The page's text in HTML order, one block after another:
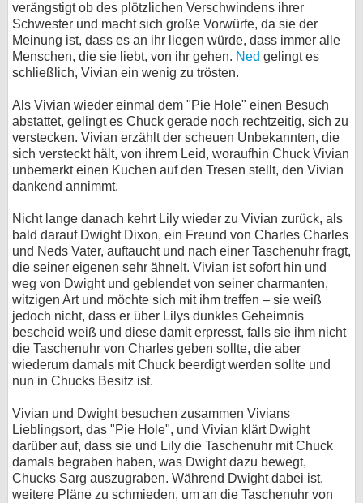
verängstigt ob des plötzlichen Verschwindens ihrer
Schwester und macht sich große Vorwürfe, da sie der
Meinung ist, dass es an ihr liegen würde, dass immer alle
Menschen, die sie liebt, von ihr gehen. Ned gelingt es
schließlich, Vivian ein wenig zu trösten.
Als Vivian wieder einmal dem "Pie Hole" einen Besuch
abstattet, gelingt es Chuck gerade noch rechtzeitig, sich zu
verstecken. Vivian erzählt der scheuen Unbekannten, die
sich versteckt hält, von ihrem Leid, woraufhin Chuck Vivian
unbemerkt einen Kuchen auf den Tresen stellt, den Vivian
dankend annimmt.
Nicht lange danach kehrt Lily wieder zu Vivian zurück, als
bald darauf Dwight Dixon, ein Freund von Charles Charles
und Neds Vater, auftaucht und nach einer Taschenuhr fragt,
die seiner eigenen sehr ähnelt. Vivian ist sofort hin und
weg von Dwight und geblendet von seiner charmanten,
witzigen Art und möchte sich mit ihm treffen – sie weiß
jedoch nicht, dass er über Lilys dunkles Geheimnis
bescheid weiß und diese damit erpresst, falls sie ihm nicht
die Taschenuhr von Charles geben sollte, die aber
wiederum damals mit Chuck beerdigt werden sollte und
nun in Chucks Besitz ist.
Vivian und Dwight besuchen zusammen Vivians
Lieblingsort, das "Pie Hole", und Vivian klärt Dwight
darüber auf, dass sie und Lily die Taschenuhr mit Chuck
damals begraben haben, was Dwight dazu bewegt,
Chucks Sarg auszugraben. Während Dwight dabei ist,
weitere Pläne zu schmieden, um an die Taschenuhr von